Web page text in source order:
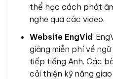
thể học cách phát
nghe qua các video.
Website EngVid:
giảng miễn phí về
tiếp tiếng Anh. Các
cải thiện kỹ năng